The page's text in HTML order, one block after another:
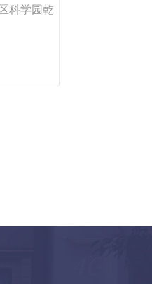
科学园乾